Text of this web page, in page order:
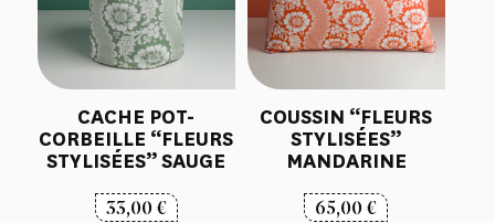
CACHE POT-
CORBEILLE “FLEURS
STYLISÉES” SAUGE
33,00€
COUSSIN “FLEURS
STYLISÉES”
MANDARINE
65,00€